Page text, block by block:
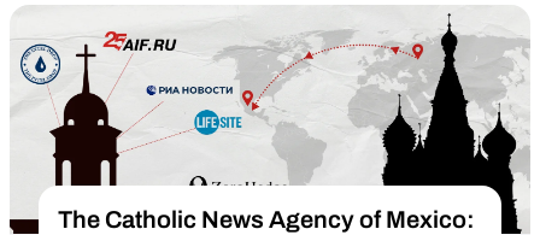
The Catholic News Agency of Mexico: